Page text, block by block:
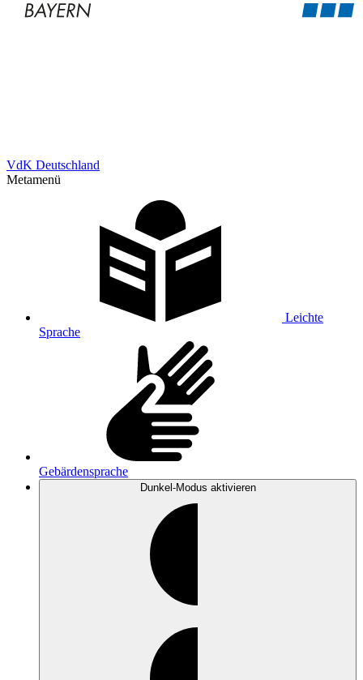
VdK Deutschland
Metamenü
Leichte
Sprache
Gebärdensprache
Dunkel-Modus aktivieren